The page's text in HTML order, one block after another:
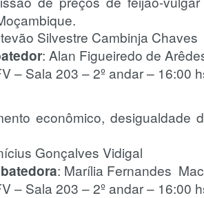
Silvestre Cambinja Chaves
: Alan Figueiredo de
– Sala 203 – 2º andar – 16:00
econômico, desigualdade
Gonçalves Vidigal
: Marília Fernandes
– Sala 203 – 2º andar – 16:00